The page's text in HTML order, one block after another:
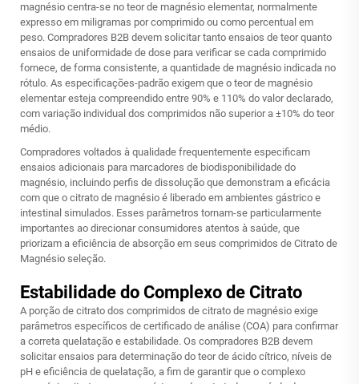
magnésio centra-se no teor de magnésio elementar, normalmente
expresso em miligramas por comprimido ou como percentual em
peso. Compradores B2B devem solicitar tanto ensaios de teor quanto
ensaios de uniformidade de dose para verificar se cada comprimido
fornece, de forma consistente, a quantidade de magnésio indicada no
rótulo. As especificações-padrão exigem que o teor de magnésio
elementar esteja compreendido entre 90% e 110% do valor declarado,
com variação individual dos comprimidos não superior a ±10% do teor
médio.
Compradores voltados à qualidade frequentemente especificam
ensaios adicionais para marcadores de biodisponibilidade do
magnésio, incluindo perfis de dissolução que demonstram a eficácia
com que o citrato de magnésio é liberado em ambientes gástrico e
intestinal simulados. Esses parâmetros tornam-se particularmente
importantes ao direcionar consumidores atentos à saúde, que
priorizam a eficiência de absorção em seus comprimidos de Citrato de
Magnésio seleção.
Estabilidade do Complexo de Citrato
A porção de citrato dos comprimidos de citrato de magnésio exige
parâmetros específicos de certificado de análise (COA) para confirmar
a correta quelatação e estabilidade. Os compradores B2B devem
solicitar ensaios para determinação do teor de ácido cítrico, níveis de
pH e eficiência de quelatação, a fim de garantir que o complexo